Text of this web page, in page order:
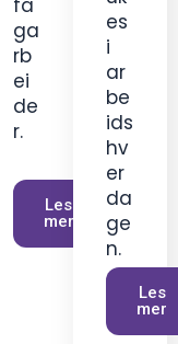
ga
rb
ei
de
r.
Les
mer
es
i
ar
be
ids
hv
er
da
ge
n.
Les
mer